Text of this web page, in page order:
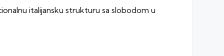
italijansku strukturu sa slobodom u